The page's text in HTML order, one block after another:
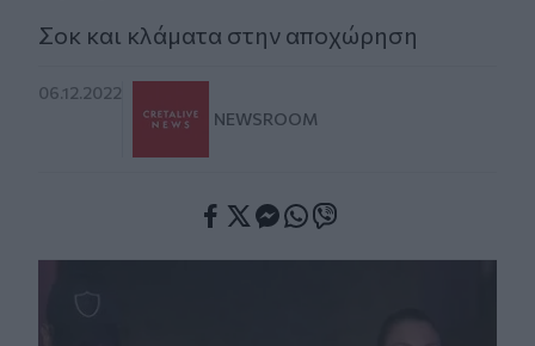
Σοκ και κλάματα στην αποχώρηση
06.12.2022
NEWSROOM